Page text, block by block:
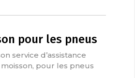
pour les pneus
service d’assistance
pour les pneus